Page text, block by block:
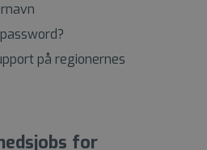
på regionernes
for